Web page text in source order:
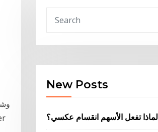
New Posts
لماذا تفعل الأسهم انقسام عكسي؟